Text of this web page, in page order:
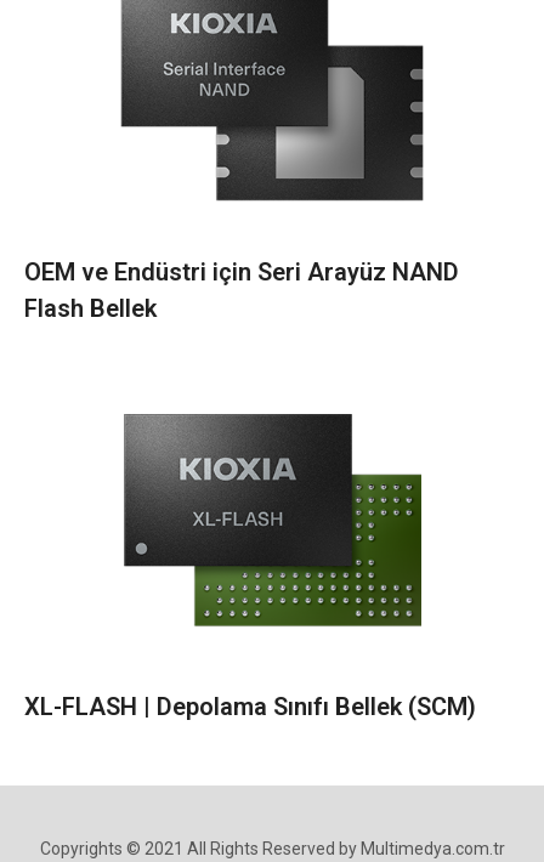
OEM ve Endüstri için Seri Arayüz NAND
Flash Bellek
XL-FLASH | Depolama Sınıfı Bellek (SCM)
Copyrights © 2021 All Rights Reserved by Multimedya.com.tr